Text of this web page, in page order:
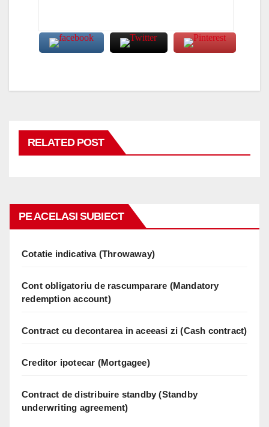
RELATED POST
PE ACELASI SUBIECT
Cotatie indicativa (Throwaway)
Cont obligatoriu de rascumparare (Mandatory
redemption account)
Contract cu decontarea in aceeasi zi (Cash contract)
Creditor ipotecar (Mortgagee)
Contract de distribuire standby (Standby
underwriting agreement)